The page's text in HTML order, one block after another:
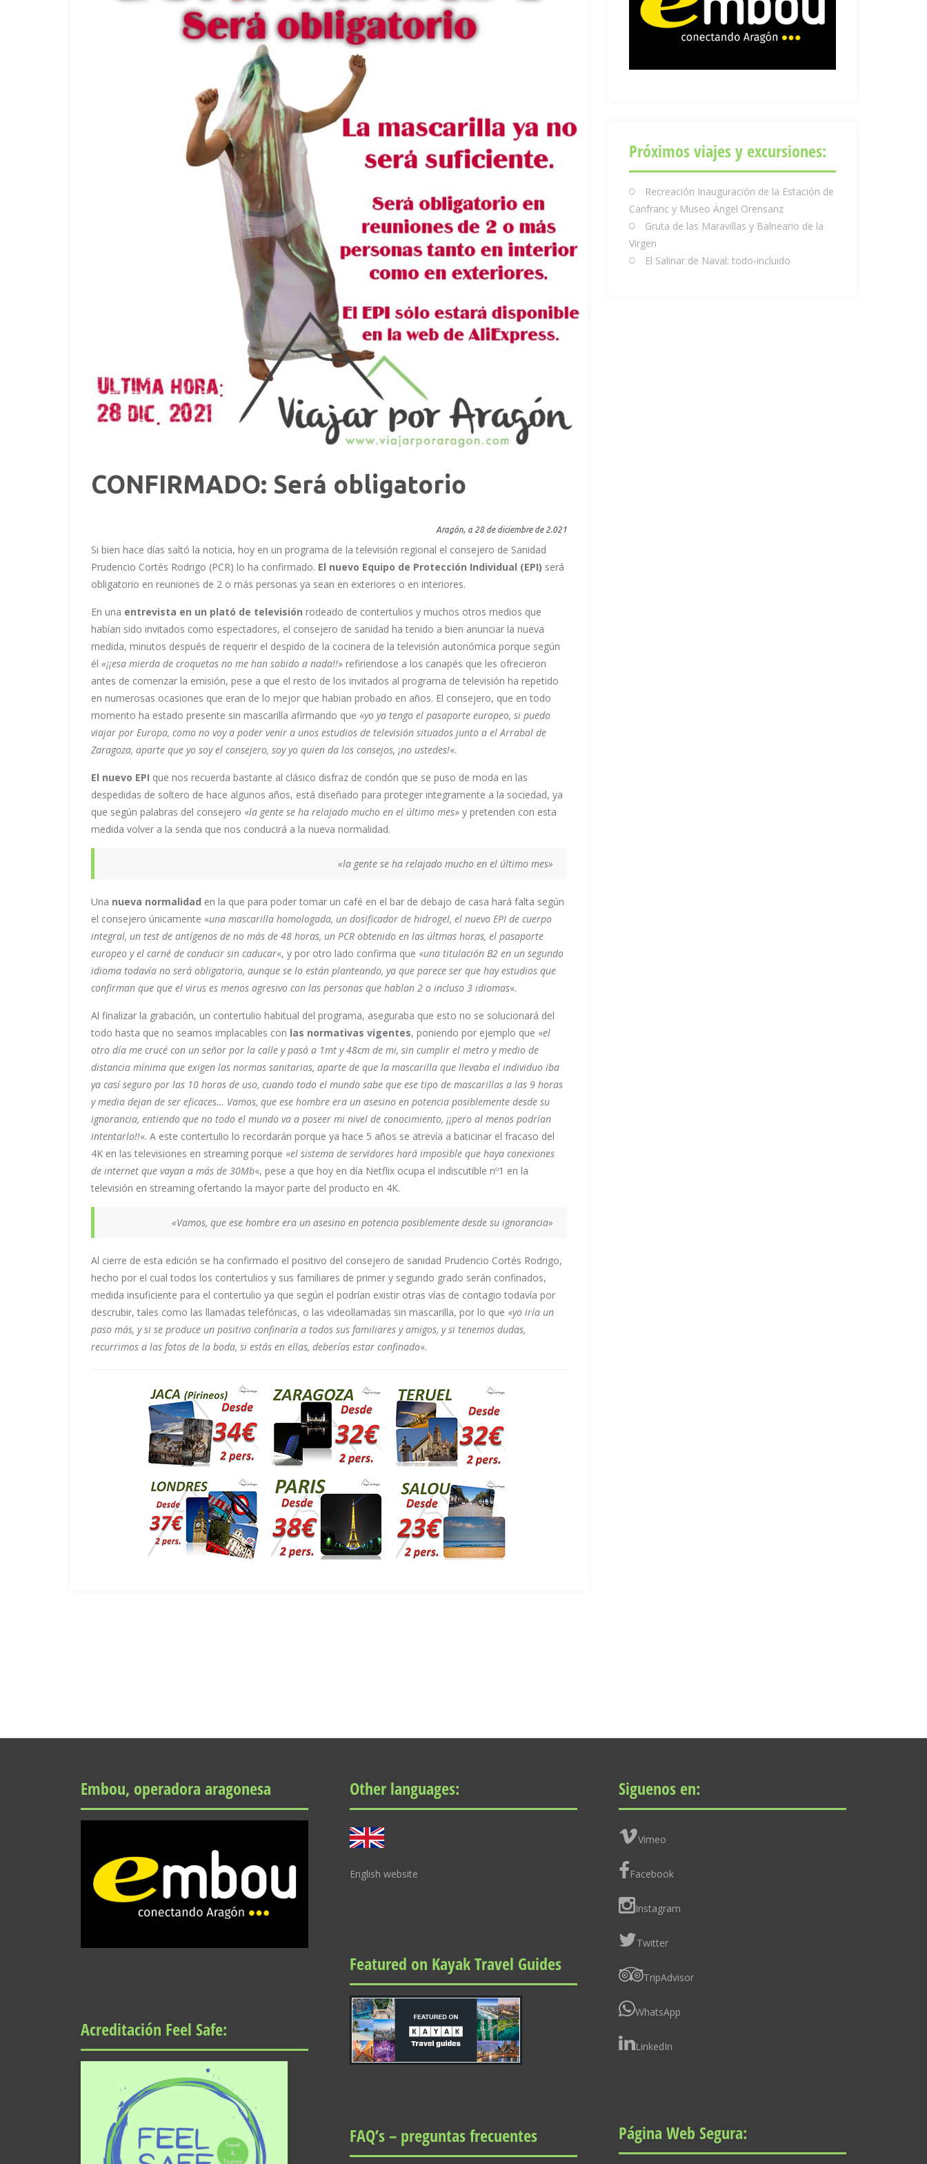
CONFIRMADO: Será obligatorio
Aragón, a 28 de diciembre de 2.021
Si bien hace días saltó la noticia, hoy en un programa de la televisión regional el consejero de Sanidad
Prudencio Cortés Rodrigo (PCR) lo ha confirmado. El nuevo Equipo de Protección Individual (EPI) será
obligatorio en reuniones de 2 o más personas ya sean en exteriores o en interiores.
En una entrevista en un plató de televisión rodeado de contertulios y muchos otros medios que
habían sido invitados como espectadores, el consejero de sanidad ha tenido a bien anunciar la nueva
medida, minutos después de requerir el despido de la cocinera de la televisión autonómica porque según
él «¡¡esa mierda de croquetas no me han sabido a nada!!» refiriendose a los canapés que les ofrecieron
antes de comenzar la emisión, pese a que el resto de los invitados al programa de televisión ha repetido
en numerosas ocasiones que eran de lo mejor que habian probado en años. El consejero, que en todo
momento ha estado presente sin mascarilla afirmando que «yo ya tengo el pasaporte europeo, si puedo
viajar por Europa, como no voy a poder venir a unos estudios de televisión situados junto a el Arrabal de
Zaragoza, aparte que yo soy el consejero, soy yo quien da los consejos, ¡no ustedes!«.
El nuevo EPI que nos recuerda bastante al clásico disfraz de condón que se puso de moda en las
despedidas de soltero de hace algunos años, está diseñado para proteger integramente a la sociedad, ya
que según palabras del consejero «la gente se ha relajado mucho en el último mes» y pretenden con esta
medida volver a la senda que nos conducirá a la nueva normalidad.
«la gente se ha relajado mucho en el último mes»
Una nueva normalidad en la que para poder tomar un café en el bar de debajo de casa hará falta según
el consejero únicamente «una mascarilla homologada, un dosificador de hidrogel, el nuevo EPI de cuerpo
integral, un test de antígenos de no más de 48 horas, un PCR obtenido en las últmas horas, el pasaporte
europeo y el carné de conducir sin caducar«, y por otro lado confirma que «una titulación B2 en un segundo
idioma todavía no será obligatorio, aunque se lo están planteando, ya que parece ser que hay estudios que
confirman que que el virus es menos agresivo con las personas que hablan 2 o incluso 3 idiomas«.
Al finalizar la grabación, un contertulio habitual del programa, aseguraba que esto no se solucionará del
todo hasta que no seamos implacables con las normativas vigentes, poniendo por ejemplo que «el
otro día me crucé con un señor por la calle y pasó a 1mt y 48cm de mi, sin cumplir el metro y medio de
distancia mínima que exigen las normas sanitarias, aparte de que la mascarilla que llevaba el individuo iba
ya casí seguro por las 10 horas de uso, cuando todo el mundo sabe que ese tipo de mascarillas a las 9 horas
y media dejan de ser eficaces… Vamos, que ese hombre era un asesino en potencia posiblemente desde su
ignorancia, entiendo que no todo el mundo va a poseer mi nivel de conocimiento, ¡¡pero al menos podrían
intentarlo!!«. A este contertulio lo recordarán porque ya hace 5 años se atrevía a baticinar el fracaso del
4K en las televisiones en streaming porque «el sistema de servidores hará imposible que haya conexiones
de internet que vayan a más de 30Mb«, pese a que hoy en día Netflix ocupa el indiscutible nº1 en la
televisión en streaming ofertando la mayor parte del producto en 4K.
«Vamos, que ese hombre era un asesino en potencia posiblemente desde su ignorancia»
Al cierre de esta edición se ha confirmado el positivo del consejero de sanidad Prudencio Cortés Rodrigo,
hecho por el cual todos los contertulios y sus familiares de primer y segundo grado serán confinados,
medida insuficiente para el contertulio ya que según el podrían existir otras vías de contagio todavía por
descrubir, tales como las llamadas telefónicas, o las videollamadas sin mascarilla, por lo que «yo iría un
paso más, y si se produce un positivo confinaría a todos sus familiares y amigos, y si tenemos dudas,
recurrimos a las fotos de la boda, si estás en ellas, deberías estar confinado«.
Próximos viajes y excursiones:
Recreación Inauguración de la Estación de
Canfranc y Museo Ángel Orensanz
Gruta de las Maravillas y Balneario de la
Virgen
El Salinar de Naval: todo-incluido
Embou, operadora aragonesa
Acreditación Feel Safe:
Other languages:
English website
Featured on Kayak Travel Guides
FAQ’s – preguntas frecuentes
Siguenos en:
Vimeo
Facebook
Instagram
Twitter
TripAdvisor
WhatsApp
LinkedIn
Página Web Segura: